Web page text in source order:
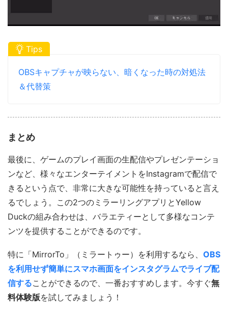
Tips
OBSキャプチャが映らない、暗くなった時の対処法
＆代替策
まとめ
最後に、ゲームのプレイ画面の生配信やプレゼンテーショ
ンなど、様々なエンターテイメントをInstagramで配信で
きるという点で、非常に大きな可能性を持っていると言え
るでしょう。この2つのミラーリングアプリとYellow
Duckの組み合わせは、バラエティーとして多様なコンテ
ンツを提供することができるのです。
特に「MirrorTo」（ミラートゥー）を利用するなら、 OBS
を利用せず簡単にスマホ画面をインスタグラムでライブ配
信することができるので、一番おすすめします。今すぐ無
料体験版を試してみましょう！